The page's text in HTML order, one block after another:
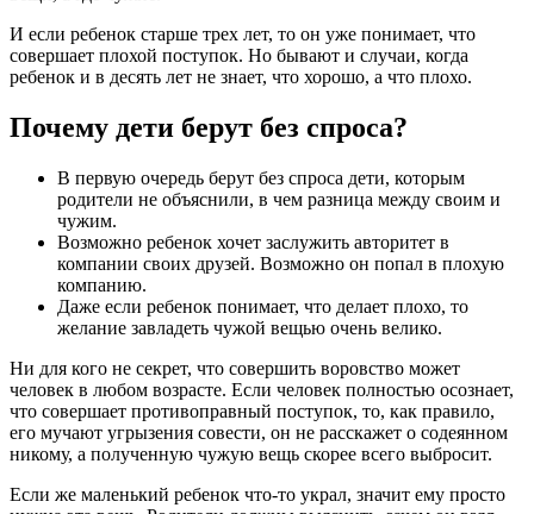
И если ребенок старше трех лет, то он уже понимает, что
совершает плохой поступок. Но бывают и случаи, когда
ребенок и в десять лет не знает, что хорошо, а что плохо.
Почему дети берут без спроса?
В первую очередь берут без спроса дети, которым
родители не объяснили, в чем разница между своим и
чужим.
Возможно ребенок хочет заслужить авторитет в
компании своих друзей. Возможно он попал в плохую
компанию.
Даже если ребенок понимает, что делает плохо, то
желание завладеть чужой вещью очень велико.
Ни для кого не секрет, что совершить воровство может
человек в любом возрасте. Если человек полностью осознает,
что совершает противоправный поступок, то, как правило,
его мучают угрызения совести, он не расскажет о содеянном
никому, а полученную чужую вещь скорее всего выбросит.
Если же маленький ребенок что-то украл, значит ему просто